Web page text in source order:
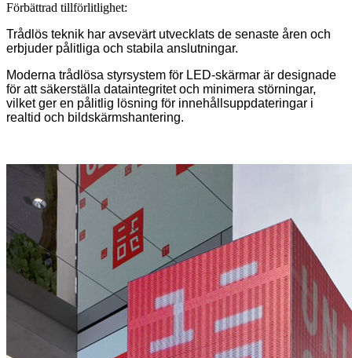
Förbättrad tillförlitlighet:
Trådlös teknik har avsevärt utvecklats de senaste åren och
erbjuder pålitliga och stabila anslutningar.
Moderna trådlösa styrsystem för LED-skärmar är designade
för att säkerställa dataintegritet och minimera störningar,
vilket ger en pålitlig lösning för innehållsuppdateringar i
realtid och bildskärmshantering.